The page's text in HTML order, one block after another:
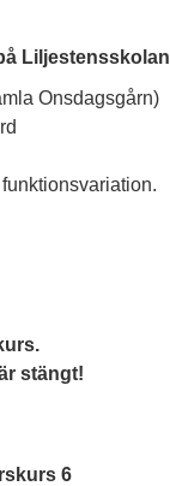
Liljestensskolan
Onsdagsgårn)
stängt!
6